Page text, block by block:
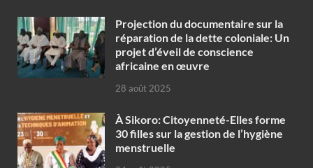
Projection du documentaire sur la
réparation de la dette coloniale: Un
projet d’éveil de conscience
africaine en œuvre‎
28 août 2025
À Sikoro: Citoyenneté-Elles forme
30 filles sur la gestion de l’hygiène
menstruelle